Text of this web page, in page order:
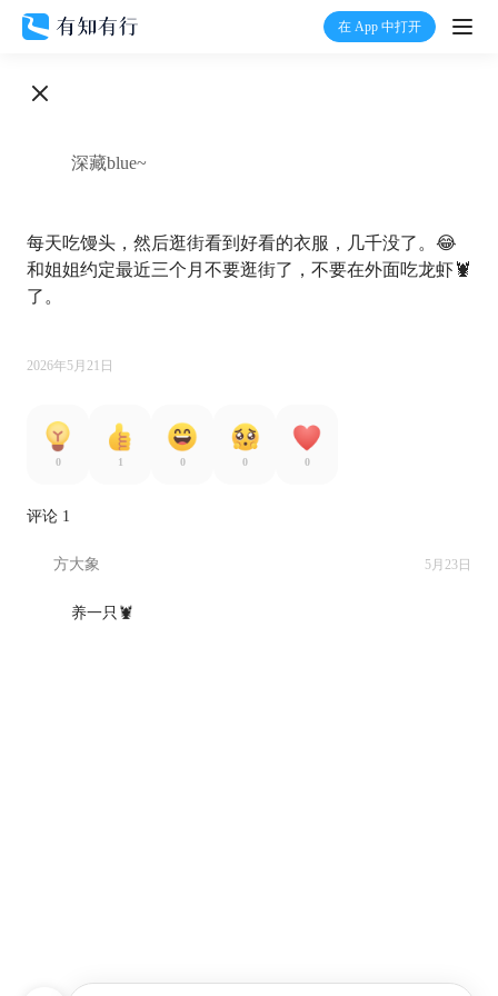
在 App 中打开
打
有行
深藏blue~
每天吃馒头，然后逛街看到好看的衣服，几千没了。😂
和姐姐约定最近三个月不要逛街了，不要在外面吃龙虾🦞
了。
2026年5月21日
0 1 0 0 0
评论 1
方大象 5月23日
养一只🦞